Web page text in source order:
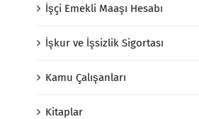
İşçi Emekli Maaşı Hesabı
İşkur ve İşsizlik Sigortası
Kamu Çalışanları
Kitaplar